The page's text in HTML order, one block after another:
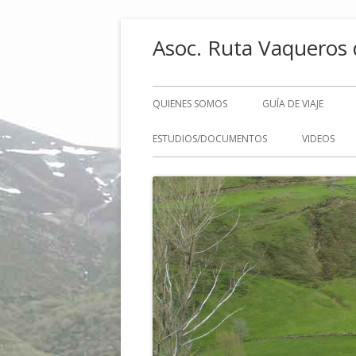
Asoc. Ruta
Menú
principal
QUIENES SOMOS GUÍA DE VIAJE
ESTUDIOS/DOCUMENTOS VIDEOS